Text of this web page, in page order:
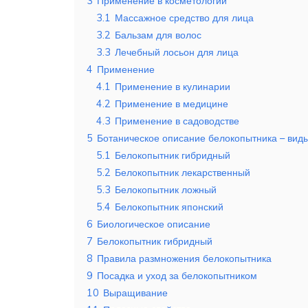
3.1
Массажное средство для лица
3.2 Бальзам для волос
3.3 Лечебный лосьон для лица
4 Применение
4.1
Применение в кулинарии
4.2 Применение в медицине
4.3 Применение в садоводстве
5 Ботаническое описание белокопытника –
5.1
Белокопытник гибридный
5.2 Белокопытник лекарственный
5.3 Белокопытник ложный
5.4 Белокопытник японский
6 Биологическое описание
7 Белокопытник гибридный
8 Правила размножения белокопытника
9 Посадка и уход за белокопытником
10 Выращивание